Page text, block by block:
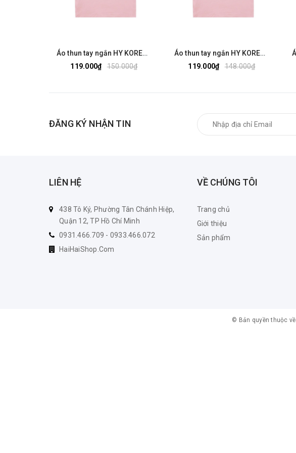
Áo thun tay ngắn HY KOREA cotton 75% form rộng Logo gấu dâu 1311
119.000₫
150.000₫
Áo thun tay ngắn HY KOREA form rộng thêu Quả dâu 34 cho nữ
119.000₫
148.000₫
ĐĂNG KÝ NHẬN TIN
LIÊN HỆ
438 Tô Ký, Phường Tân Chánh Hiệp,
Quận 12, TP Hồ Chí Minh
0931.466.709 - 0933.466.072
HaiHaiShop.Com
VỀ CHÚNG TÔI
Trang chủ
Giới thiệu
Sản phẩm
© Bản quyền thuộc về